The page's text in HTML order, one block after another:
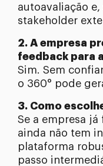
autoavaliação
stakeholder
2. A empresa
feedback para
Sim. Sem
o 360° pode
3. Como
Se a empresa já
ainda não tem
plataforma
passo